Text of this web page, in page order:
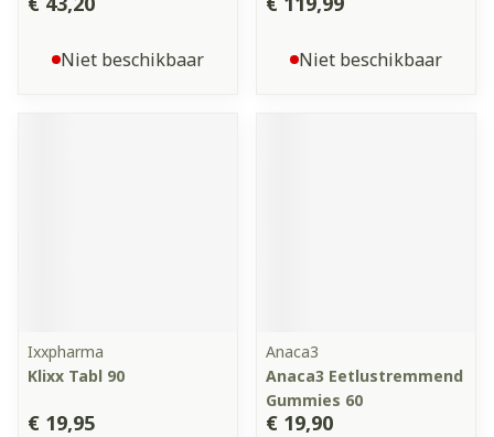
Niet beschikbaar Niet beschikbaar
Ixxpharma
Klixx Tabl 90
€ 19,95
Anaca3
Anaca3 Eetlustremmend
Gummies 60
€ 19,90